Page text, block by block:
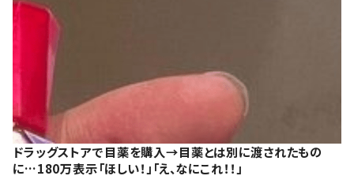
ドラッグストアで目薬を購入→目薬とは別に渡されたもの
に…180万表示「ほしい！」「え、なにこれ！！」